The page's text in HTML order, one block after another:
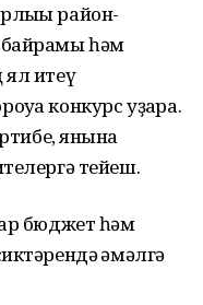
район-
һәм
итеү
конкурс уҙғара.
янғынға
тейеш.
бюджет һәм
ғәмәлгә